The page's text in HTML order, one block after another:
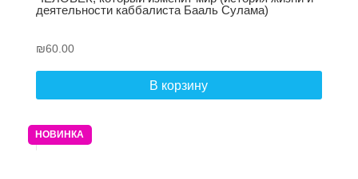
деятельности каббалиста Бааль Сулама)
₪60.00
В корзину
НОВИНКА